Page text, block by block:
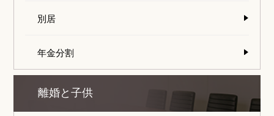
別居
年金分割
離婚と子供